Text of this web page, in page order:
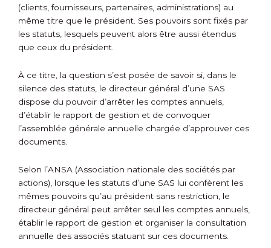
(clients, fournisseurs, partenaires, administrations) au
même titre que le président. Ses pouvoirs sont fixés par
les statuts, lesquels peuvent alors être aussi étendus
que ceux du président.
À ce titre, la question s’est posée de savoir si, dans le
silence des statuts, le directeur général d’une SAS
dispose du pouvoir d’arrêter les comptes annuels,
d’établir le rapport de gestion et de convoquer
l’assemblée générale annuelle chargée d’approuver ces
documents.
Selon l’ANSA (Association nationale des sociétés par
actions), lorsque les statuts d’une SAS lui confèrent les
mêmes pouvoirs qu’au président sans restriction, le
directeur général peut arrêter seul les comptes annuels,
établir le rapport de gestion et organiser la consultation
annuelle des associés statuant sur ces documents.